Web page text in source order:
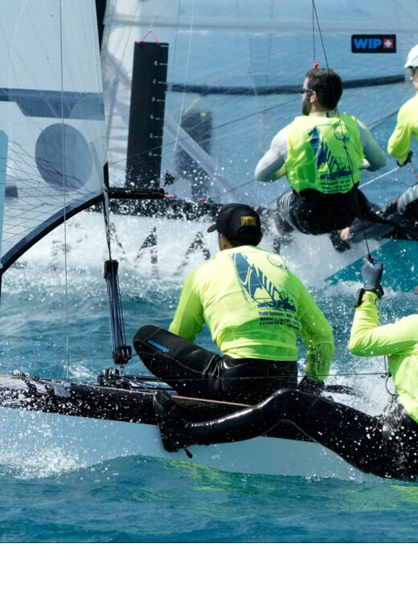
0
28Fév
ARKEA ULTIM CHALLENGE,Classe Ultim
Un an déjà !
Source
Gitana Team
28 février 2025